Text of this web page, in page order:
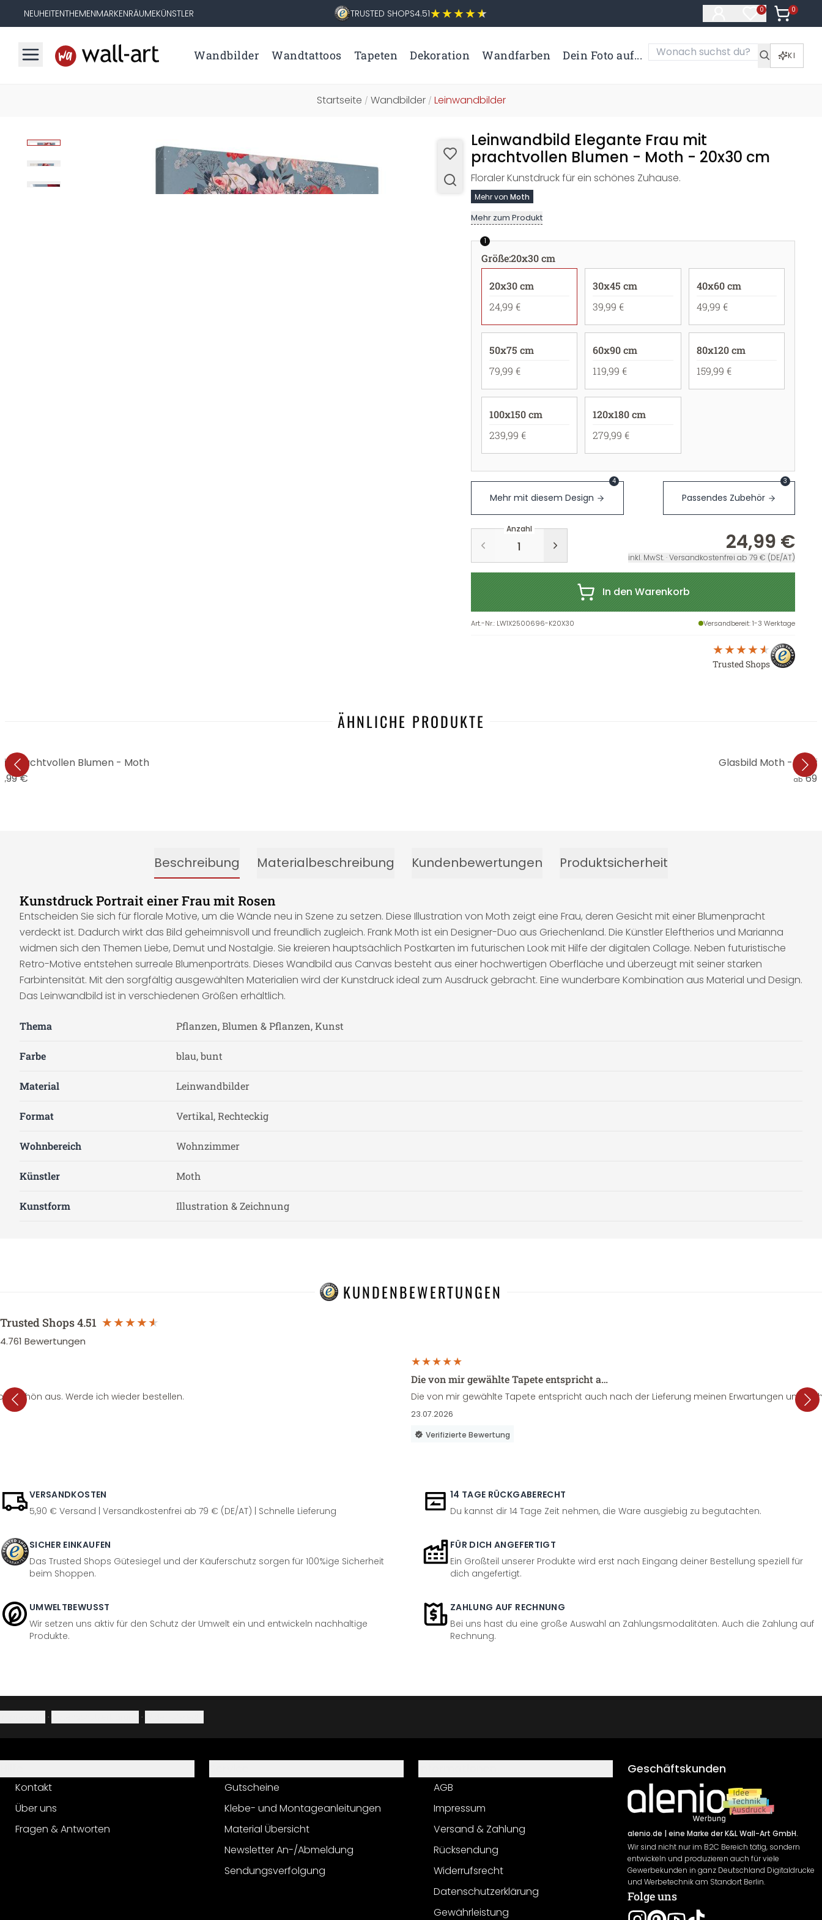
NEUHEITENTHEMENMARKENRÄUMEKÜNSTLER TRUSTED SHOPS4.51 0
Artikel im
0
Artikel
Wandbilder Wandtattoos Tapeten Dekoration Wandfarben Dein Foto auf... KI
Startseite / Wandbilder/ Leinwandbilder
Leinwandbild Elegante Frau mit
prachtvollen Blumen - Moth - 20x30 cm
Floraler Kunstdruck für ein schönes Zuhause.
Mehr von Moth
Mehr zum Produkt
1
Größe:20x30 cm
20x30 cm
24,99 €
30x45 cm
39,99 €
40x60 cm
49,99 €
50x75 cm
79,99 €
60x90 cm
119,99 €
80x120 cm
159,99 €
100x150 cm
239,99 €
120x180 cm
279,99 €
Mehr mit diesem Design
4
Passendes Zubehör
3
Anzahl
24,99 €
inkl. MwSt. · Versandkostenfrei ab 79 € (DE/AT)
In den Warenkorb
Art.-Nr.: LW1X2500696-K20X30 Versandbereit: 1-3 Werktage
Trusted Shops
ÄHNLICHE PRODUKTE
prachtvollen Blumen - Moth
€
Glasbild Moth -
ab
Beschreibung Materialbeschreibung Kundenbewertungen Produktsicherheit
Kunstdruck Portrait einer Frau mit Rosen
Entscheiden Sie sich für florale Motive, um die Wände neu in Szene zu setzen. Diese Illustration von Moth zeigt eine Frau, deren Gesicht mit einer Blumenpracht
verdeckt ist. Dadurch wirkt das Bild geheimnisvoll und freundlich zugleich. Frank Moth ist ein Designer-Duo aus Griechenland. Die Künstler Eleftherios und Marianna
widmen sich den Themen Liebe, Demut und Nostalgie. Sie kreieren hauptsächlich Postkarten im futurischen Look mit Hilfe der digitalen Collage. Neben futuristische
Retro-Motive entstehen surreale Blumenporträts. Dieses Wandbild aus Canvas besteht aus einer hochwertigen Oberfläche und überzeugt mit seiner starken
Farbintensität. Mit den sorgfältig ausgewählten Materialien wird der Kunstdruck ideal zum Ausdruck gebracht. Eine wunderbare Kombination aus Material und Design.
Das Leinwandbild ist in verschiedenen Größen erhältlich.
Thema Pflanzen, Blumen & Pflanzen, Kunst
Farbe blau, bunt
Material Leinwandbilder
Format Vertikal, Rechteckig
Wohnbereich Wohnzimmer
Künstler Moth
Kunstform Illustration & Zeichnung
KUNDENBEWERTUNGEN
Trusted Shops4.51
4.761 Bewertungen
schön aus. Werde ich wieder bestellen.
Die von mir gewählte Tapete entspricht a…
Die von mir gewählte Tapete entspricht auch nach der Lieferung meinen Erwartungen und
23.07.2026
Verifizierte Bewertung
VERSANDKOSTEN
5,90 € Versand | Versandkostenfrei ab 79 € (DE/AT) | Schnelle Lieferung
14 TAGE RÜCKGABERECHT
Du kannst dir 14 Tage Zeit nehmen, die Ware ausgiebig zu begutachten.
SICHER EINKAUFEN
Das Trusted Shops Gütesiegel und der Käuferschutz sorgen für 100%ige Sicherheit
beim Shoppen.
FÜR DICH ANGEFERTIGT
Ein Großteil unserer Produkte wird erst nach Eingang deiner Bestellung speziell für
dich angefertigt.
UMWELTBEWUSST
Wir setzen uns aktiv für den Schutz der Umwelt ein und entwickeln nachhaltige
Produkte.
ZAHLUNG AUF RECHNUNG
Bei uns hast du eine große Auswahl an Zahlungsmodalitäten. Auch die Zahlung auf
Rechnung.
· ·
Kontakt
Über uns
Fragen & Antworten
Gutscheine
Klebe- und Montageanleitungen
Material Übersicht
Newsletter An-/Abmeldung
Sendungsverfolgung
AGB
Impressum
Versand & Zahlung
Rücksendung
Widerrufsrecht
Datenschutzerklärung
Gewährleistung
Geschäftskunden
alenio.de | eine Marke der K&L Wall-Art GmbH.
Wir sind nicht nur im B2C Bereich tätig, sondern
entwickeln und produzieren auch für viele
Gewerbekunden in ganz Deutschland Digitaldrucke
und Werbetechnik am Standort Berlin.
Folge uns